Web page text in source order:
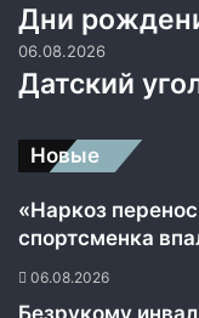
Дни
06.08.2026
Датский
Новые
«Наркоз
спортсменка
06.08.2026
Безрукому